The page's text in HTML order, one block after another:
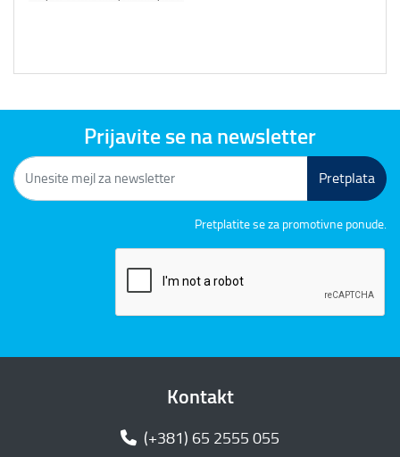
Prijavite se na newsletter
Pretplata
Pretplatite se za promotivne ponude.
Kontakt
(+381) 65 2555 055